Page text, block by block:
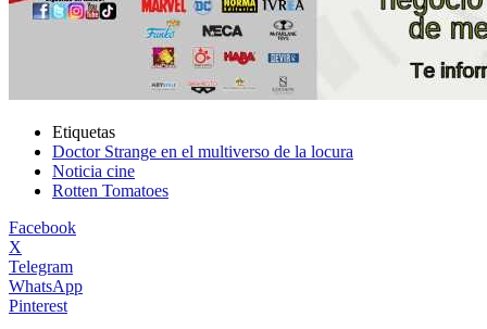
Etiquetas
Doctor Strange en el multiverso de la locura
Noticia cine
Rotten Tomatoes
Facebook
X
Telegram
WhatsApp
Pinterest